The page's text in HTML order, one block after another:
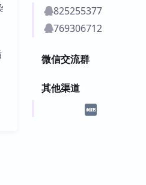
825255377
769306712
微信交流群
其他渠道